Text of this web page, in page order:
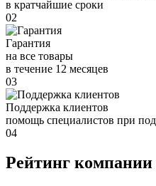
в кратчайшие сроки
02
Гарантия
на все товары
в течение 12 месяцев
03
Поддержка клиентов
помощь специалистов при
04
Рейтинг